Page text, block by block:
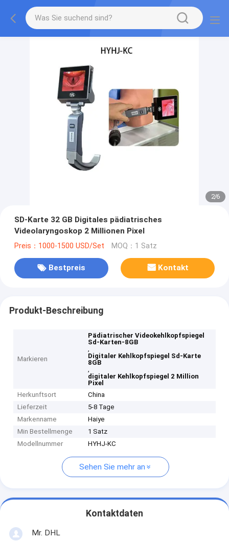
2/6
SD-Karte 32 GB Digitales pädiatrisches
Videolaryngoskop 2 Millionen Pixel
Preis：1000-1500 USD/Set MOQ：1 Satz
Bestpreis Kontakt
Produkt-Beschreibung
Markieren
Pädiatrischer Videokehlkopfspiegel
Sd-Karten-8GB
,
Digitaler Kehlkopfspiegel Sd-Karte
8GB
,
digitaler Kehlkopfspiegel 2 Million
Pixel
Herkunftsort
China
Lieferzeit
5-8 Tage
Markenname
Haiye
Min Bestellmenge
1 Satz
Modellnummer
HYHJ-KC
Sehen Sie mehr an
Kontaktdaten
Mr. DHL